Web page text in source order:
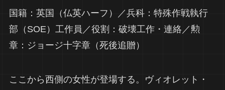
国籍：英国（仏英ハーフ）／兵科：特殊作戦執行
部（SOE）工作員／役割：破壊工作・連絡／勲
章：ジョージ十字章（死後追贈）
ここから西側の女性が登場する。ヴィオレット・